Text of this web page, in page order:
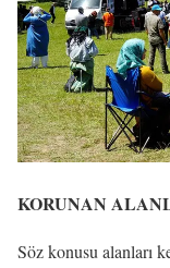
KORUNAN
Söz konusu alanları